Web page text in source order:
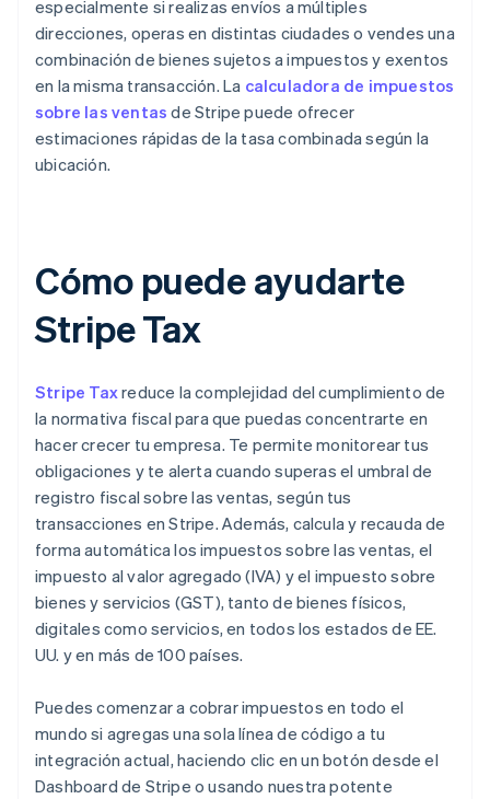
especialmente si realizas envíos a múltiples
direcciones, operas en distintas ciudades o vendes una
combinación de bienes sujetos a impuestos y exentos
en la misma transacción. La calculadora de impuestos
sobre las ventas de Stripe puede ofrecer
estimaciones rápidas de la tasa combinada según la
ubicación.
Cómo puede ayudarte
Stripe Tax
Stripe Taxreduce la complejidad del cumplimiento de
la normativa fiscal para que puedas concentrarte en
hacer crecer tu empresa. Te permite monitorear tus
obligaciones y te alerta cuando superas el umbral de
registro fiscal sobre las ventas, según tus
transacciones en Stripe. Además, calcula y recauda de
forma automática los impuestos sobre las ventas, el
impuesto al valor agregado (IVA) y el impuesto sobre
bienes y servicios (GST), tanto de bienes físicos,
digitales como servicios, en todos los estados de EE.
UU. y en más de 100 países.
Puedes comenzar a cobrar impuestos en todo el
mundo si agregas una sola línea de código a tu
integración actual, haciendo clic en un botón desde el
Dashboard de Stripe o usando nuestra potente